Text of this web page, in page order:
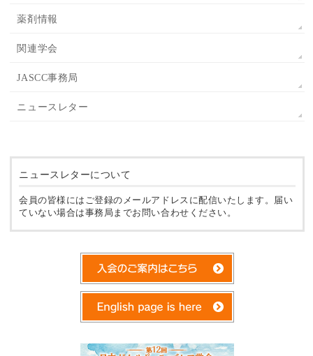
薬剤情報
関連学会
JASCC事務局
ニュースレター
ニュースレターについて
会員の皆様にはご登録のメールアドレスに配信いたします。届い
ていない場合は事務局までお問い合わせください。